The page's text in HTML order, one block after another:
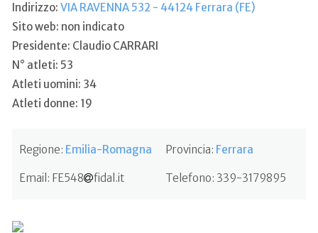
Indirizzo: VIA RAVENNA 532 - 44124 Ferrara (FE)
Sito web: non indicato
Presidente: Claudio CARRARI
N° atleti: 53
Atleti uomini: 34
Atleti donne: 19
Regione: Emilia-Romagna Provincia: Ferrara
Email: FE548 fidal.it Telefono: 339-3179895